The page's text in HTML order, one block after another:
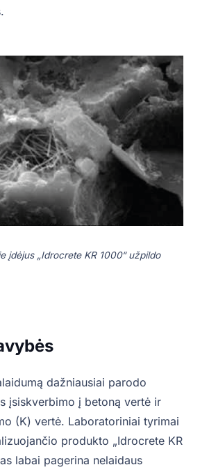
įdėjus „Idrocrete KR 1000“ užpildo
dažniausiai parodo
įsiskverbimo į betoną vertė ir
(K) vertė. Laboratoriniai tyrimai
produkto „Idrocrete KR
labai pagerina nelaidaus